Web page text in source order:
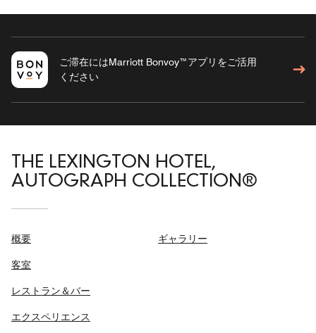
ご滞在にはMarriott Bonvoy™アプリをご活用
ください
THE LEXINGTON HOTEL,
AUTOGRAPH COLLECTION®
概要
客室
レストラン＆バー
エクスペリエンス
ギャラリー